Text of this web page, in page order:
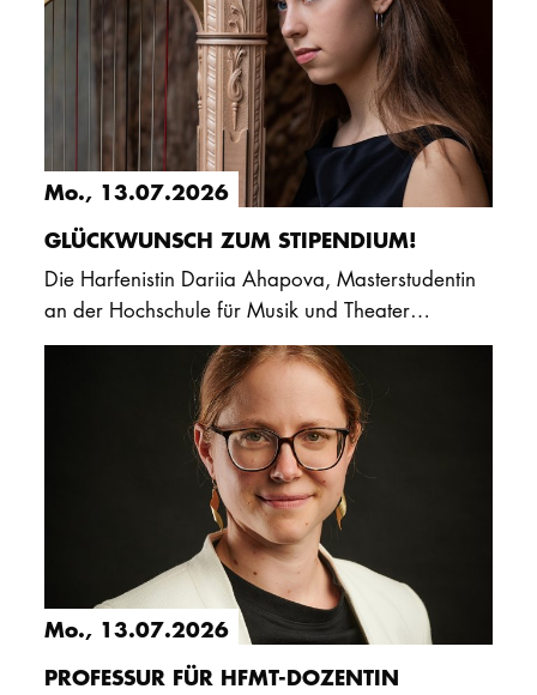
Mo., 13.07.2026
GLÜCKWUNSCH ZUM STIPENDIUM!
Die Harfenistin Dariia Ahapova, Masterstudentin
an der Hochschule für Musik und Theater
Hamburg, erhält das Erna-Mögenburg-Stipendium
2026. Das mit 2.000 Euro…
Mo., 13.07.2026
PROFESSUR FÜR HFMT-DOZENTIN